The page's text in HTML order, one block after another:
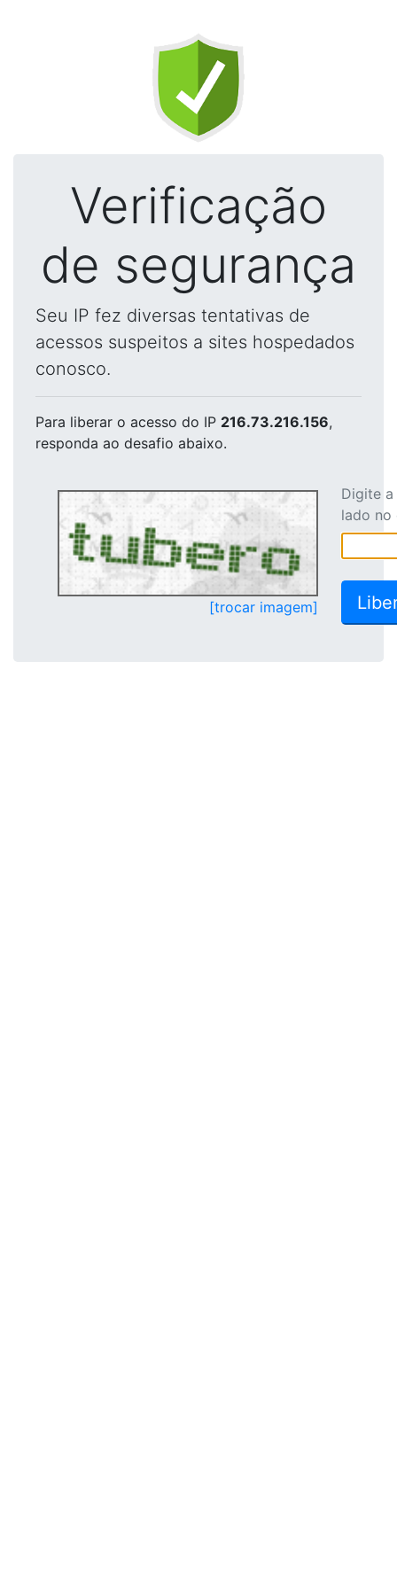
Verificação
de segurança
Seu IP fez diversas tentativas de
acessos suspeitos a sites hospedados
conosco.
Para liberar o acesso do IP 216.73.216.156,
responda ao desafio abaixo.
[trocar imagem]
Digite
lado no